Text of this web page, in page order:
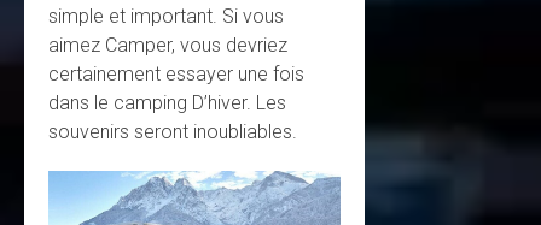
simple et important. Si vous
aimez Camper, vous devriez
certainement essayer une fois
dans le camping D’hiver. Les
souvenirs seront inoubliables.